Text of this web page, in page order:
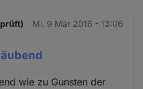
Mi. 9 Mär 2016 - 13:06
wie zu Gunsten der